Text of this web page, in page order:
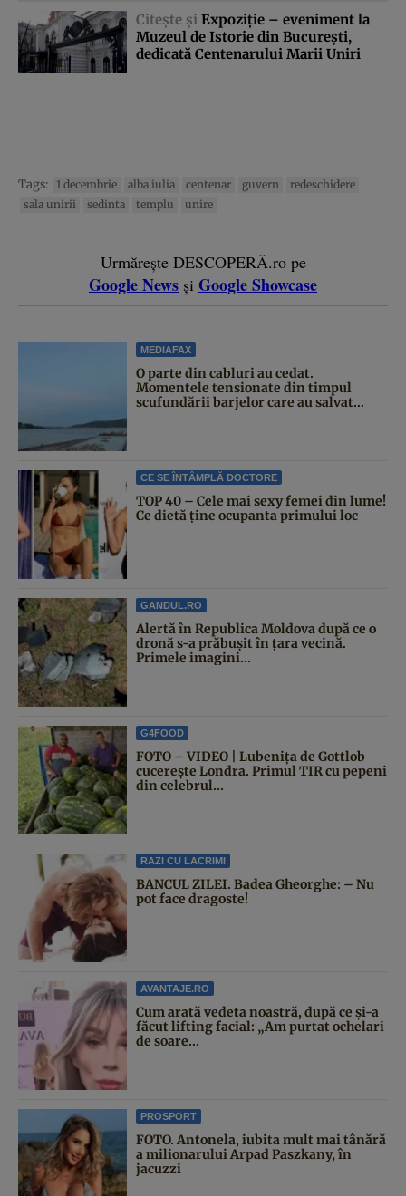
Citeşte şi Expoziţie – eveniment la
Muzeul de Istorie din Bucureşti,
dedicată Centenarului Marii Uniri
Tags: 1 decembrie alba iulia centenar guvern
redeschidere
sala unirii
sedinta templu unire
Urmărește DESCOPERĂ.ro pe
Google News și Google Showcase
MEDIAFAX
O parte din cabluri au cedat.
Momentele tensionate din timpul
scufundării barjelor care au salvat...
CE SE ÎNTÂMPLĂ DOCTORE
TOP 40 – Cele mai sexy femei din lume!
Ce dietă ține ocupanta primului loc
GANDUL.RO
Alertă în Republica Moldova după ce o
dronă s-a prăbușit în țara vecină.
Primele imagini...
G4FOOD
FOTO – VIDEO | Lubenița de Gottlob
cucerește Londra. Primul TIR cu pepeni
din celebrul...
RAZI CU LACRIMI
BANCUL ZILEI. Badea Gheorghe: – Nu
pot face dragoste!
AVANTAJE.RO
Cum arată vedeta noastră, după ce și-a
făcut lifting facial: „Am purtat ochelari
de soare...
PROSPORT
FOTO. Antonela, iubita mult mai tânără
a milionarului Arpad Paszkany, în
jacuzzi